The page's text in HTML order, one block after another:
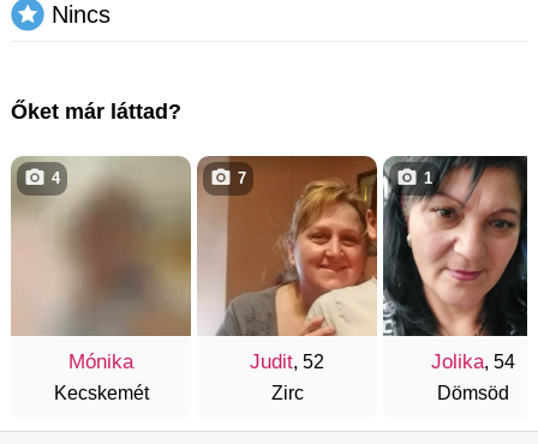
Nincs
Őket már láttad?
Mónika
Kecskemét
4
Judit, 52
Zirc
7
Jolika, 54
Dömsöd
1